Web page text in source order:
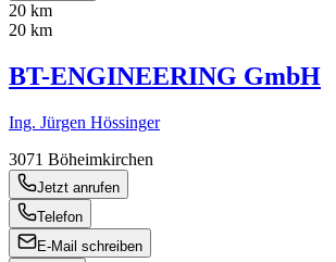
20 km
20 km
BT-ENGINEERING GmbH
Ing. Jürgen Hössinger
3071 Böheimkirchen
Jetzt anrufen
Telefon
E-Mail schreiben